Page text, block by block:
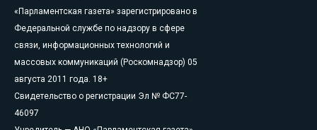
«Парламентская газета» зарегистрировано в
Федеральной службе по надзору в сфере
связи, информационных технологий и
массовых коммуникаций (Роскомнадзор) 05
августа 2011 года. 18+
Свидетельство о регистрации Эл № ФС77-
46097